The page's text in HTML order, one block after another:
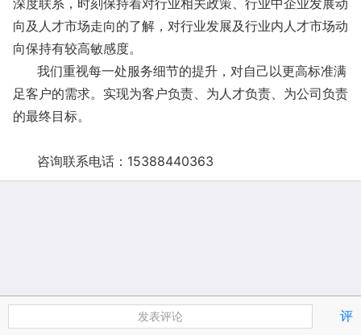
深度联系，时刻保持着对行业相关政策、行业中企业发展动
向及人才市场走向的了解，对行业发展及行业内人才市场动
向保持有较高敏感度。
我们重视每一处服务细节的提升，对自己以更高标准满
足客户的需求。实现为客户负责、为人才负责、为公司负责
的最终目标。
咨询联系电话：15388440363
发表评论 评